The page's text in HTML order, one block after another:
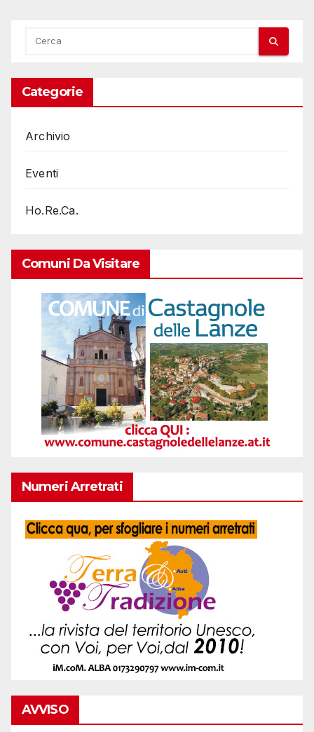
Categorie
Archivio
Eventi
Ho.Re.Ca.
Comuni Da Visitare
Numeri Arretrati
AVVISO